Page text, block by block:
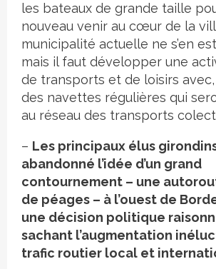
les bateaux de grande taille
nouveau venir au cœur de la
municipalité actuelle ne s’en
mais il faut développer une
de transports et de loisirs
des navettes régulières qui
au réseau des transports
– Les principaux élus
abandonné l’idée d’un grand
contournement – une
de péages – à l’ouest de
une décision politique
sachant l’augmentation
trafic routier local et